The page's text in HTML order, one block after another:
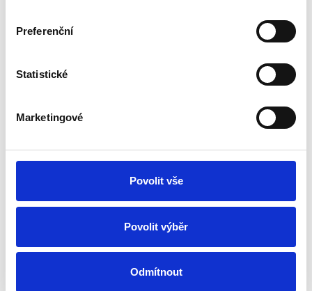
Preferenční
Statistické
Marketingové
Povolit vše
Povolit výběr
Odmítnout
PVC Schwerkraftgitter VM 200x200 G/150 weis
Dienstag, 11.8. bei Ihnen zu Hause